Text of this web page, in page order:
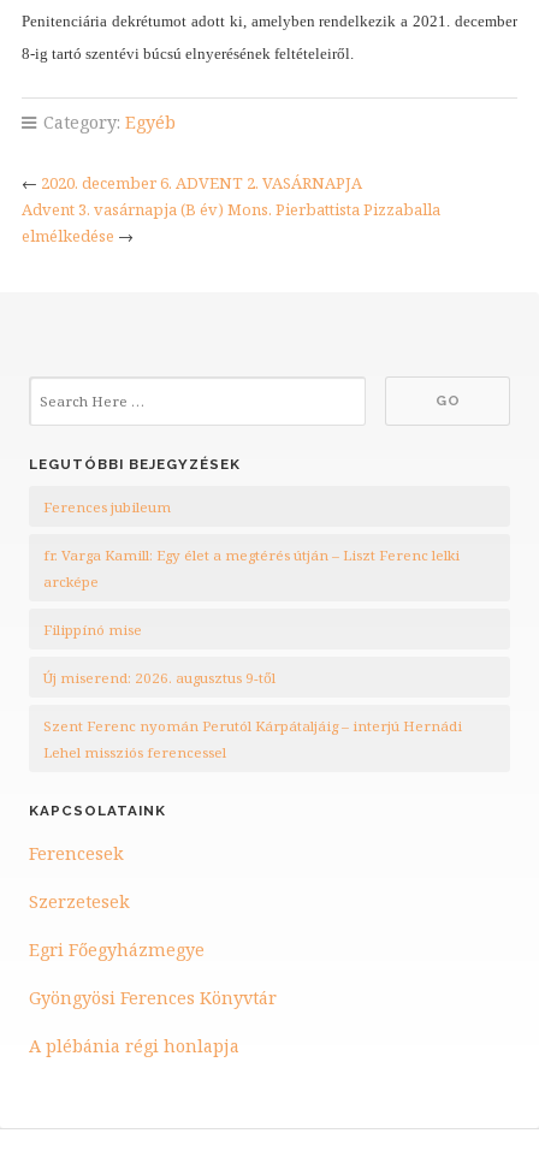
Penitenciária dekrétumot adott ki, amelyben rendelkezik a 2021. december
8-ig tartó szentévi búcsú elnyerésének feltételeiről.
Category: Egyéb
← 2020. december 6. ADVENT 2. VASÁRNAPJA
Advent 3. vasárnapja (B év) Mons. Pierbattista Pizzaballa
elmélkedése →
LEGUTÓBBI BEJEGYZÉSEK
Ferences jubileum
fr. Varga Kamill: Egy élet a megtérés útján – Liszt Ferenc lelki
arcképe
Filippínó mise
Új miserend: 2026. augusztus 9-től
Szent Ferenc nyomán Perutól Kárpátaljáig – interjú Hernádi
Lehel missziós ferencessel
KAPCSOLATAINK
Ferencesek
Szerzetesek
Egri Főegyházmegye
Gyöngyösi Ferences Könyvtár
A plébánia régi honlapja